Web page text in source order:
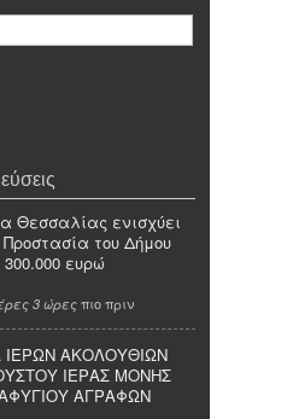
Θεσσαλίας ενισχύει
Προστασία του Δήμου
ευρώ
3 ώρεςπιο πριν
ΑΚΟΛΟΥΘΙΩΝ
ΙΕΡΑΣ ΜΟΝΗΣ
ΑΓΡΑΦΩΝ